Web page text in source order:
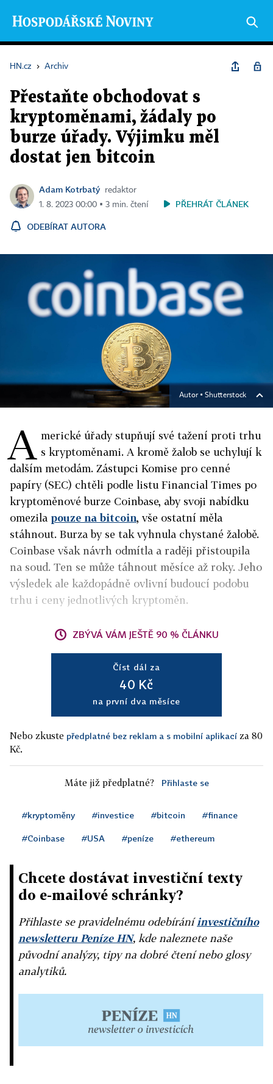
HN.cz › Archiv
Přestaňte obchodovat s
kryptoměnami, žádaly po
burze úřady. Výjimku měl
dostat jen bitcoin
Adam Kotrbatý
redaktor
1. 8. 2023 00:00 ▪ 3 min. čtení
PŘEHRÁT ČLÁNEK
ODEBÍRAT AUTORA
Autor ▪ Shutterstock
A merické úřady stupňují své tažení proti trhu
s kryptoměnami. A kromě žalob se uchylují k
dalším metodám. Zástupci Komise pro cenné
papíry (SEC) chtěli podle listu Financial Times po
kryptoměnové burze Coinbase, aby svoji nabídku
omezila pouze na bitcoin, vše ostatní měla
stáhnout. Burza by se tak vyhnula chystané žalobě.
Coinbase však návrh odmítla a raději přistoupila
na soud. Ten se může táhnout měsíce až roky. Jeho
výsledek ale každopádně ovlivní budoucí podobu
trhu i ceny jednotlivých kryptoměn.
ZBÝVÁ VÁM JEŠTĚ 90 % ČLÁNKU
Číst dál za
40 Kč
na první dva měsíce
Nebo zkuste předplatné bez reklam a s mobilní aplikací za 80
Kč.
Máte již předplatné? Přihlaste se
#kryptoměny #investice #bitcoin #finance
#Coinbase #USA #peníze #ethereum
Chcete dostávat investiční texty
do e-mailové schránky?
Přihlaste se pravidelnému odebíráníinvestičního
newsletteru Peníze HN, kde naleznete naše
původní analýzy, tipy na dobré čtení nebo glosy
analytiků.